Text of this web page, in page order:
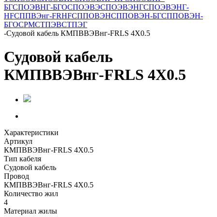
БГСПОЭВНГ-БГОСПОЭВЭСПОЭВЭНГСПОЭВЭНГ-
HFСППВЭнг-FRHFСППОВЭНСППОВЭН-БГСППОВЭН-
БГОСРМСТПЭВСТПЭГ
-Судовой кабель КМПВВЭВнг-FRLS 4Х0.5
Судовой кабель
КМПВВЭВнг-FRLS 4Х0.5
Характеристики
Артикул
КМПВВЭВнг-FRLS 4Х0.5
Тип кабеля
Судовой кабель
Провод
КМПВВЭВнг-FRLS 4Х0.5
Количество жил
4
Материал жилы